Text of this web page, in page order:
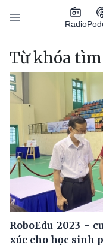
Nhảy đến nội dung
Radio
Main
Từ khóa
RoboEdu 2023 -
xúc cho học sinh